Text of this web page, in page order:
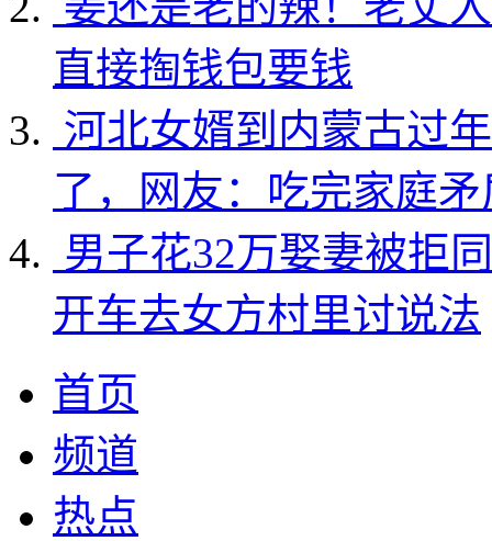
直接掏钱包要钱
河北女婿到内蒙古过
了，网友：吃完家庭
男子花32万娶妻被拒
开车去女方村里讨说法
首页
频道
热点